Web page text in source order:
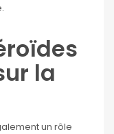
la
un rôle